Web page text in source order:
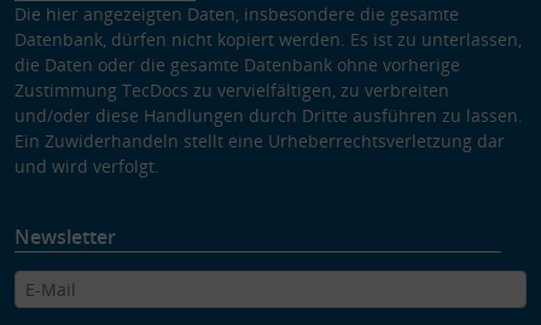
Die hier angezeigten Daten, insbesondere die gesamte
Datenbank, dürfen nicht kopiert werden. Es ist zu unterlassen,
die Daten oder die gesamte Datenbank ohne vorherige
Zustimmung TecDocs zu vervielfältigen, zu verbreiten
und/oder diese Handlungen durch Dritte ausführen zu lassen.
Ein Zuwiderhandeln stellt eine Urheberrechtsverletzung dar
und wird verfolgt.
Newsletter